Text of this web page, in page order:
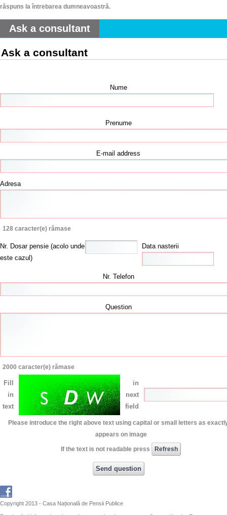
răspuns la întrebarea dumneavoastră.
Ask a consultant
Ask a consultant
Nume
Prenume
E-mail address
Adresa
128 caracter(e) rămase
Nr. Dosar pensie (acolo unde
este cazul)
Data nasterii
Nr. Telefon
Question
2000 caracter(e) rămase
Fill
in
text
in
next
field
Please introduce the right above text using capital or small letters as
appears on image
If the text is not readable press
Copyright 2013 - Casa Națională de Pensii Publice